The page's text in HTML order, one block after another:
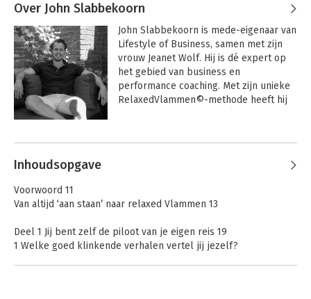
Over John Slabbekoorn
John Slabbekoorn is mede-eigenaar van
Lifestyle of Business, samen met zijn
vrouw Jeanet Wolf. Hij is dé expert op
het gebied van business en
performance coaching. Met zijn unieke
RelaxedVlammen©-methode heeft hij
vakmannen naar relaxte leiders. John
simpel te maken. Hij verscheen
hierdoor eerder in o.a. De Telegraaf,
Linda, AD, RTL Nieuws en SBS6-
programma Steenrijk Straatarm.
Inhoudsopgave
Voorwoord 11
Van altijd ‘aan staan’ naar relaxed Vlammen 13
Deel 1 Jij bent zelf de piloot van je eigen reis 19
1 Welke goed klinkende verhalen vertel jij jezelf?